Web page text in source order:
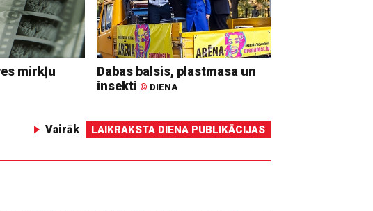
mirkļu
Dabas balsis, plastmasa un
insekti © DIENA
Vairāk LAIKRAKSTA DIENA PUBLIKĀCIJAS